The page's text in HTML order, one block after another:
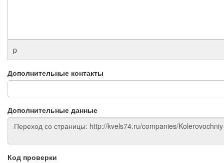
p
Дополнительные контакты
Дополнительные данные
Код проверки